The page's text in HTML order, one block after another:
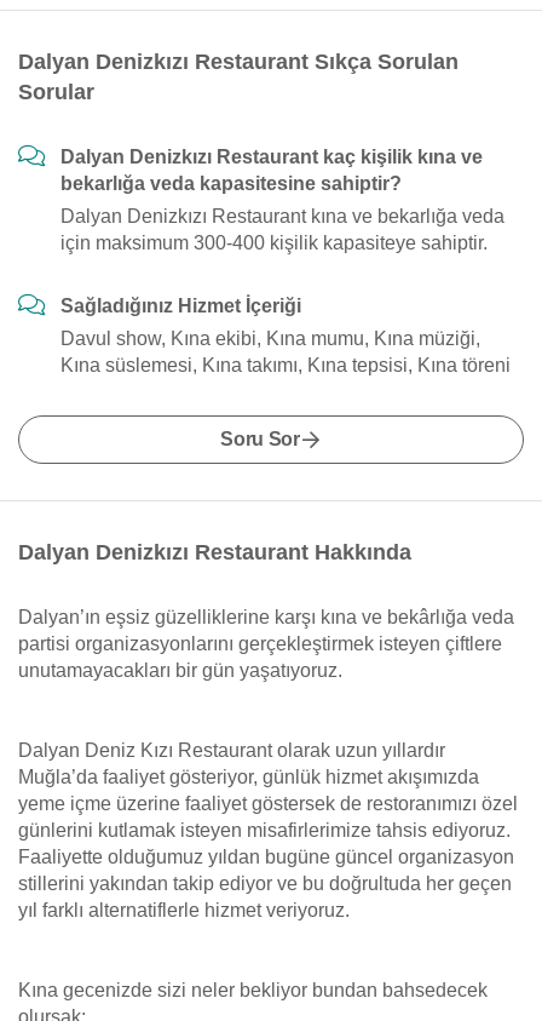
Dalyan Denizkızı Restaurant Sıkça Sorulan
Sorular
Dalyan Denizkızı Restaurant kaç kişilik kına ve
bekarlığa veda kapasitesine sahiptir?
Dalyan Denizkızı Restaurant kına ve bekarlığa veda
için maksimum 300-400 kişilik kapasiteye sahiptir.
Sağladığınız Hizmet İçeriği
Davul show, Kına ekibi, Kına mumu, Kına müziği,
Kına süslemesi, Kına takımı, Kına tepsisi, Kına töreni
Soru Sor
Dalyan Denizkızı Restaurant Hakkında
Dalyan’ın eşsiz güzelliklerine karşı kına ve bekârlığa veda
partisi organizasyonlarını gerçekleştirmek isteyen çiftlere
unutamayacakları bir gün yaşatıyoruz.
Dalyan Deniz Kızı Restaurant olarak uzun yıllardır
Muğla’da faaliyet gösteriyor, günlük hizmet akışımızda
yeme içme üzerine faaliyet göstersek de restoranımızı özel
günlerini kutlamak isteyen misafirlerimize tahsis ediyoruz.
Faaliyette olduğumuz yıldan bugüne güncel organizasyon
stillerini yakından takip ediyor ve bu doğrultuda her geçen
yıl farklı alternatiflerle hizmet veriyoruz.
Kına gecenizde sizi neler bekliyor bundan bahsedecek
olursak;